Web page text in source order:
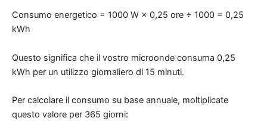
Consumo energetico = 1000 W × 0,25 ore ÷ 1000 = 0,25
kWh
Questo significa che il vostro microonde consuma 0,25
kWh per un utilizzo giornaliero di 15 minuti.
Per calcolare il consumo su base annuale, moltiplicate
questo valore per 365 giorni: